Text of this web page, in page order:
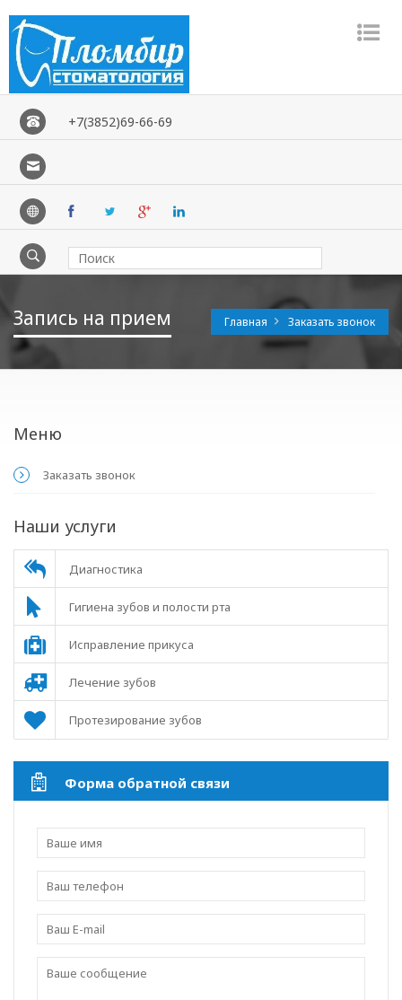
+7(3852)69-66-69
Запись на прием Главная Заказать звонок
Меню
Заказать звонок
Наши услуги
Диагностика
Гигиена зубов и полости рта
Исправление прикуса
Лечение зубов
Протезирование зубов
Форма обратной связи